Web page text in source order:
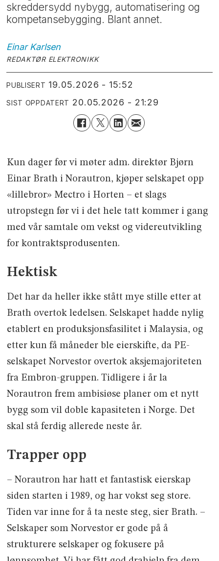
skreddersydd nybygg, automatisering og
kompetansebygging. Blant annet.
Einar Karlsen
REDAKTØR ELEKTRONIKK
PUBLISERT 19.05.2026 - 15:52
SIST OPPDATERT 20.05.2026 - 21:29
Kun dager før vi møter adm. direktør Bjørn
Einar Brath i Norautron, kjøper selskapet opp
«lillebror» Mectro i Horten – et slags
utropstegn før vi i det hele tatt kommer i gang
med vår samtale om vekst og videreutvikling
for kontraktsprodusenten.
Hektisk
Det har da heller ikke stått mye stille etter at
Brath overtok ledelsen. Selskapet hadde nylig
etablert en produksjonsfasilitet i Malaysia, og
etter kun få måneder ble eierskifte, da PE-
selskapet Norvestor overtok aksjemajoriteten
fra Embron-gruppen. Tidligere i år la
Norautron frem ambisiøse planer om et nytt
bygg som vil doble kapasiteten i Norge. Det
skal stå ferdig allerede neste år.
Trapper opp
– Norautron har hatt et fantastisk eierskap
siden starten i 1989, og har vokst seg store.
Tiden var inne for å ta neste steg, sier Brath. –
Selskaper som Norvestor er gode på å
strukturere selskaper og fokusere på